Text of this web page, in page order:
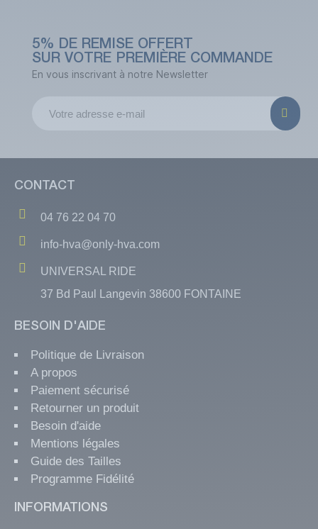
5% DE REMISE OFFERT
SUR VOTRE PREMIÈRE COMMANDE
En vous inscrivant à notre Newsletter
CONTACT
04 76 22 04 70
info-hva@only-hva.com
UNIVERSAL RIDE
37 Bd Paul Langevin 38600 FONTAINE
BESOIN D'AIDE
Politique de Livraison
A propos
Paiement sécurisé
Retourner un produit
Besoin d'aide
Mentions légales
Guide des Tailles
Programme Fidélité
INFORMATIONS